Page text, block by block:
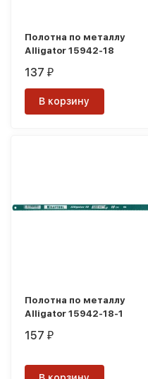
Полотна по металлу
Alligator 15942-18
137₽
В корзину
Полотна по металлу
Alligator 15942-18-1
157₽